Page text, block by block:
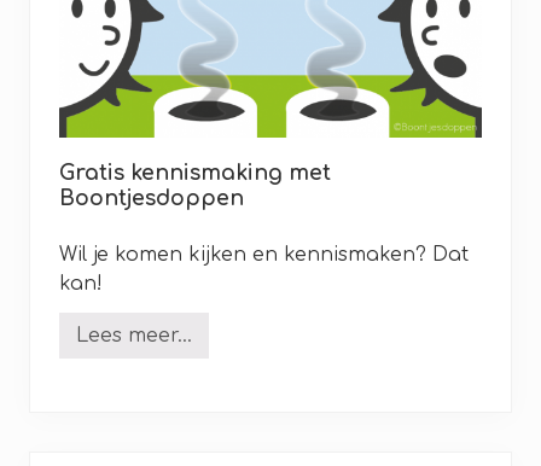
Gratis kennismaking met
Boontjesdoppen
Wil je komen kijken en kennismaken? Dat
kan!
Lees meer...
o